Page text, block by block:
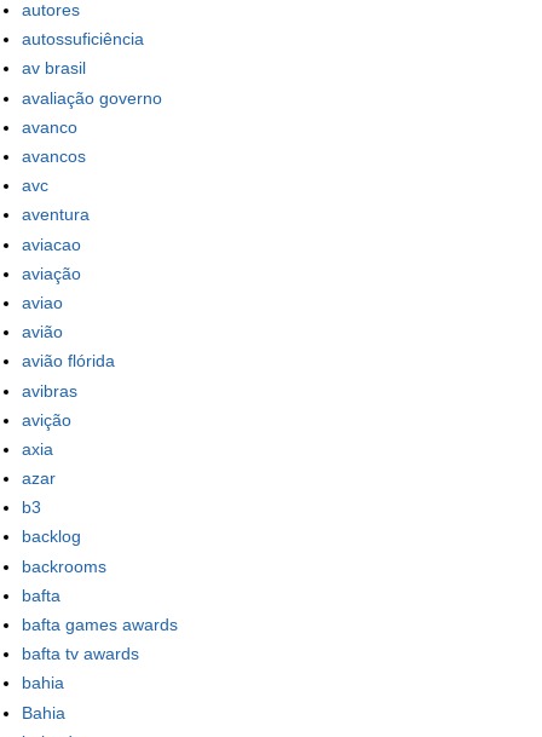
autores
autossuficiência
av brasil
avaliação governo
avanco
avancos
avc
aventura
aviacao
aviação
aviao
avião
avião flórida
avibras
avição
axia
azar
b3
backlog
backrooms
bafta
bafta games awards
bafta tv awards
bahia
Bahia